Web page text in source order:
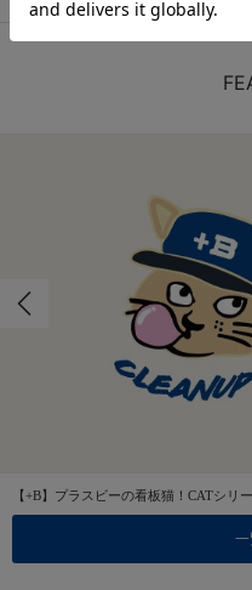
【+B】プラスビーの看板猫！CATシリ